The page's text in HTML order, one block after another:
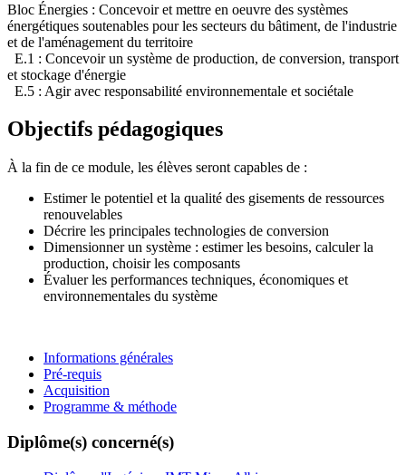
Bloc Énergies : Concevoir et mettre en oeuvre des systèmes
énergétiques soutenables pour les secteurs du bâtiment, de l'industrie
et de l'aménagement du territoire
E.1 : Concevoir un système de production, de conversion, transport
et stockage d'énergie
E.5 : Agir avec responsabilité environnementale et sociétale
Objectifs pédagogiques
À la fin de ce module, les élèves seront capables de :
Estimer le potentiel et la qualité des gisements de ressources
renouvelables
Décrire les principales technologies de conversion
Dimensionner un système : estimer les besoins, calculer la
production, choisir les composants
Évaluer les performances techniques, économiques et
environnementales du système
Informations générales
Pré-requis
Acquisition
Programme & méthode
Diplôme(s) concerné(s)